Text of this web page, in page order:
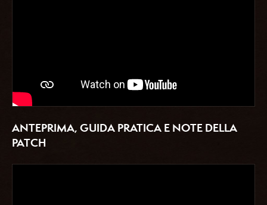
ANTEPRIMA, GUIDA PRATICA E NOTE DELLA
PATCH